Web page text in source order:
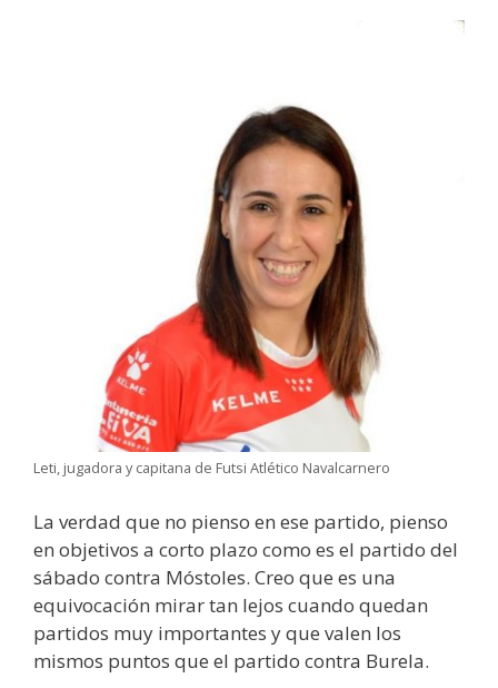
Leti, jugadora y capitana de Futsi Atlético Navalcarnero
La verdad que no pienso en ese partido, pienso
en objetivos a corto plazo como es el partido del
sábado contra Móstoles. Creo que es una
equivocación mirar tan lejos cuando quedan
partidos muy importantes y que valen los
mismos puntos que el partido contra Burela.